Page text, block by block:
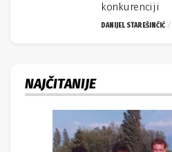
konkurenciji
DANIJEL STAREŠINČIĆ
NAJČITANIJE